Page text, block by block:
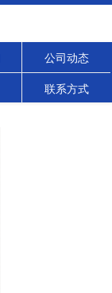
公司动态
联系方式